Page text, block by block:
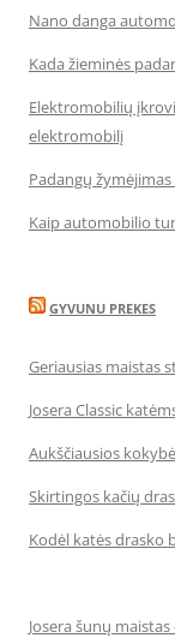
Nano danga
Kada žieminės
Elektromobilių
elektromobilį
Padangų
Kaip automobilio
GYVUNU PREKES
Geriausias maistas
Josera Classic
Aukščiausios
Skirtingos kačių
Kodėl katės drasko
Josera šunų